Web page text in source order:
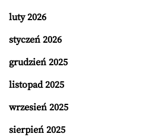
luty 2026
styczeń 2026
grudzień 2025
listopad 2025
wrzesień 2025
sierpień 2025